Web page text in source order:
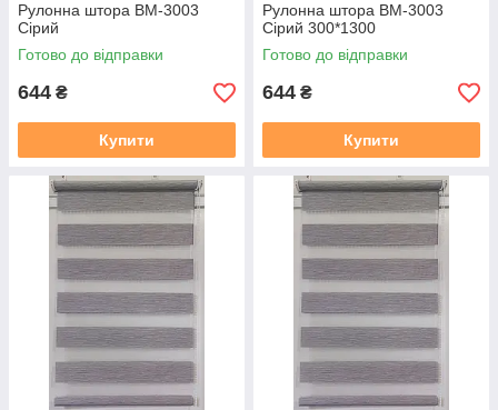
готовий замовлення входить повний монтажний комплект
(рулонна штора в зборі (штора намотане на вал з
алюмінієвої круглої планкою), саморізи, для відкритої
системи Делайт 19 фіксація на волосіні. Штора
прикручується до вікна за допомогою саморізів, вони в
комплекті є.
Заміряти потрібно скло плюс штапик з двох сторін, там де
штапик входить в раму є стик, ось від такого стику з одного
боку, до такого ж стику з іншого боку, це і буде розмір по
тканині який вказаний на сайті.
https://mir-shtor.org/cp49985-
kak-pravilno-zameryat-rulonnye-shtory.html
Як самому встановити штори дивіться за посиланням:
https://mir-shtor.org/a238919-montazh-sistemy-mini.html
Рулонна штора ВМ-3003
Сірий
Готово до відправки
644 ₴
Купити
Рулонна штора ВМ-3003
Сірий 300*1300
Готово до відправки
644 ₴
Купити